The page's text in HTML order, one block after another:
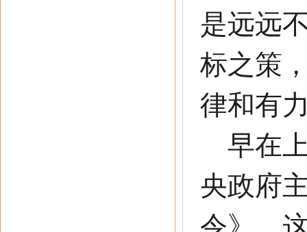
是远远
标之策
律和有
早在
央政府